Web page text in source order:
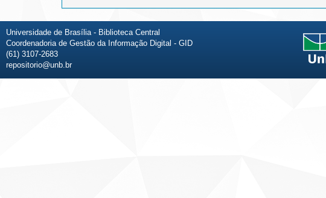
Universidade de Brasília - Biblioteca Central
Coordenadoria de Gestão da Informação Digital - GID
(61) 3107-2683
repositorio@unb.br